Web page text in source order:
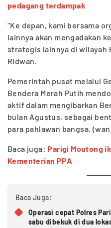
pedagang terdampak
“Ke depan, kami bersama
lainnya akan mengadakan
strategis lainnya di wilayah
Ridwan.
Pemerintah pusat melalui
Bendera Merah Putih
aktif dalam mengibarkan
bulan Agustus, sebagai
para pahlawan bangsa.
Baca juga: Parigi Moutong
Kementerian PPA
Baca Juga:
Operasi cepat Polres
sabu dibekuk di dua